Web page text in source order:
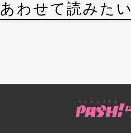
あわせて読みたい